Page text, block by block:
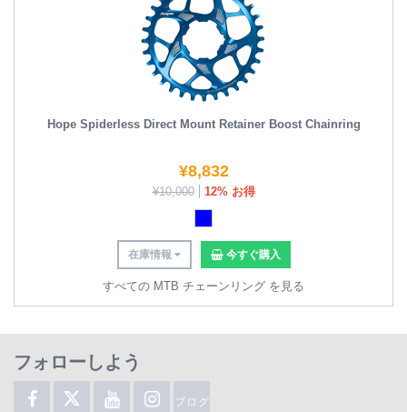
Hope Spiderless Direct Mount Retainer Boost Chainring
¥8,832
¥10,000 12% お得
在庫情報 今すぐ購入
すべての MTB チェーンリング を見る
フォローしよう
ブログ